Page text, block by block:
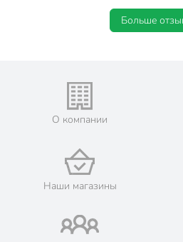
Способ нанесения
Степень скрытия фактуры
Больше
О компании
Наши магазины